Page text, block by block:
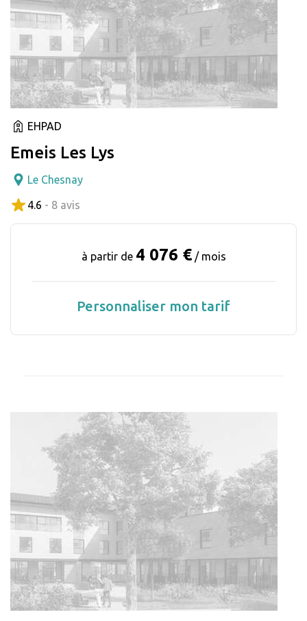
EHPAD
Emeis Les Lys
Le Chesnay
4.6 - 8 avis
à partir de 4 076 € / mois
Personnaliser mon tarif